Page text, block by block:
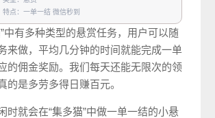
特点：一单一结 微信秒到
中有多种类型的悬赏任务，用户可以随
来做，平均几分钟的时间就能完成一单
的佣金奖励。我们每天还能无限次的领
的是多劳多得日赚百元。
时就会在“集多猫”中做一单一结的小悬